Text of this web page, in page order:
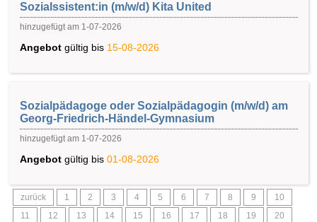
Sozialssistent:in (m/w/d) Kita United
hinzugefügt am 1-07-2026
Angebot gültig bis 15-08-2026
Sozialpädagoge oder Sozialpädagogin (m/w/d) am
Georg-Friedrich-Händel-Gymnasium
hinzugefügt am 1-07-2026
Angebot gültig bis 01-08-2026
zurück 1 2 3 4 5 6 7 8 9 10
11 12 13 14 15 16 17 18 19 20